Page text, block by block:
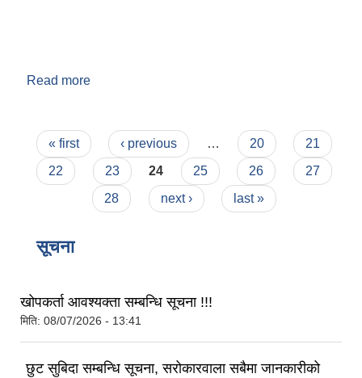
Read more
Pages
« first ‹ previous … 20
21
22
23 24 25 26
27
28
next › last »
सूचना
खोपकर्ता आवश्यक्ता सम्बन्धि सूचना !!!
मिति: 08/07/2026 - 13:41
छुट सुबिदा सम्बन्धि सूचना, सरोकारवाला सबैमा जानकारीको